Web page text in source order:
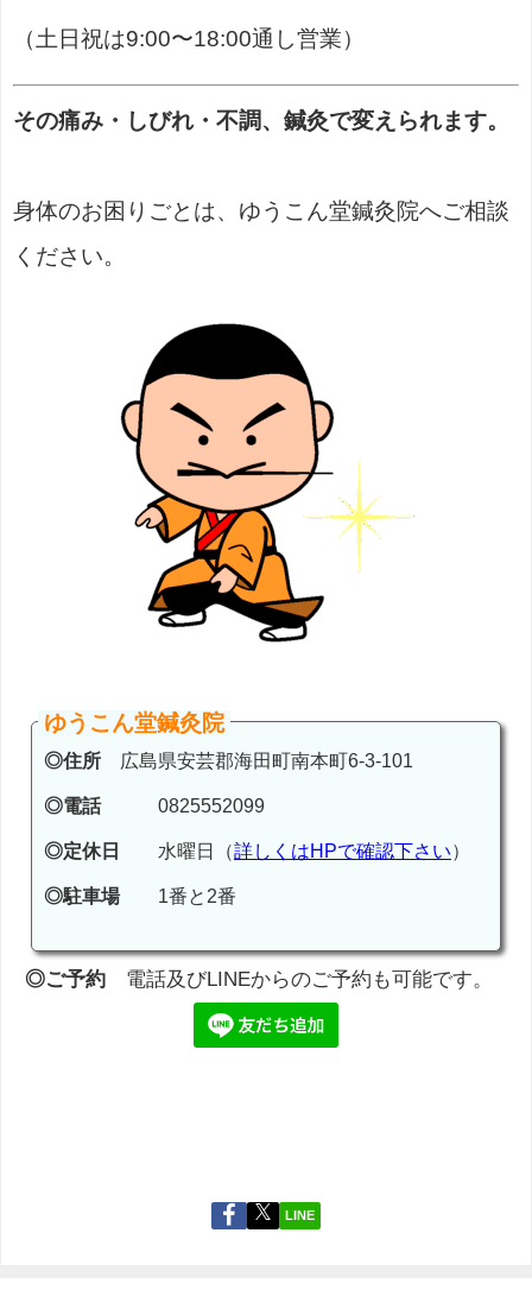
（土日祝は9:00〜18:00通し営業）
その痛み・しびれ・不調、鍼灸で変えられます。
身体のお困りごとは、ゆうこん堂鍼灸院へご相談
ください。
ゆうこん堂鍼灸院
◎住所 広島県安芸郡海田町南本町6-3-101
◎電話0825552099
◎定休日 水曜日（詳しくはHPで確認下さい）
◎駐車場1番と2番
◎ご予約 電話及びLINEからのご予約も可能です。
LINE